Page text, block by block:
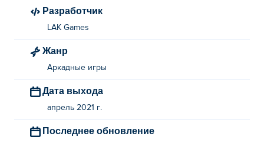
Разработчик
LAK Games
Жанр
Аркадные игры
Дата выхода
апрель 2021 г.
Последнее обновление